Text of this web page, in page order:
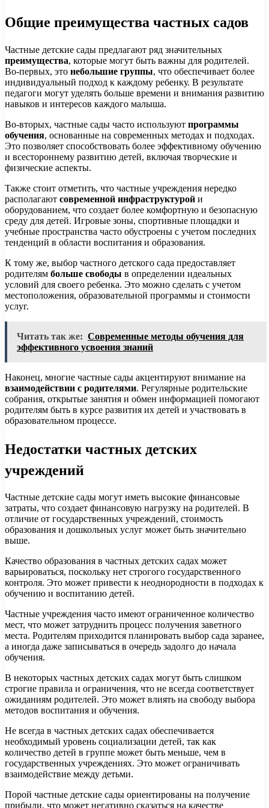
Общие преимущества частных садов
Частные детские сады предлагают ряд значительных
преимущества, которые могут быть важны для родителей.
Во-первых, это небольшие группы, что обеспечивает более
индивидуальный подход к каждому ребенку. В результате
педагоги могут уделять больше времени и внимания развитию
навыков и интересов каждого малыша.
Во-вторых, частные сады часто используют программы
обучения, основанные на современных методах и подходах.
Это позволяет способствовать более эффективному обучению
и всестороннему развитию детей, включая творческие и
физические аспекты.
Также стоит отметить, что частные учреждения нередко
располагают современной инфраструктурой и
оборудованием, что создает более комфортную и безопасную
среду для детей. Игровые зоны, спортивные площадки и
учебные пространства часто обустроены с учетом последних
тенденций в области воспитания и образования.
К тому же, выбор частного детского сада предоставляет
родителям больше свободы в определении идеальных
условий для своего ребенка. Это можно сделать с учетом
местоположения, образовательной программы и стоимости
услуг.
Читать так же: Современные методы обучения для
эффективного усвоения знаний
Наконец, многие частные сады акцентируют внимание на
взаимодействии с родителями. Регулярные родительские
собрания, открытые занятия и обмен информацией помогают
родителям быть в курсе развития их детей и участвовать в
образовательном процессе.
Недостатки частных детских
учреждений
Частные детские сады могут иметь высокие финансовые
затраты, что создает финансовую нагрузку на родителей. В
отличие от государственных учреждений, стоимость
образования и дошкольных услуг может быть значительно
выше.
Качество образования в частных детских садах может
варьироваться, поскольку нет строгого государственного
контроля. Это может привести к неоднородности в подходах к
обучению и воспитанию детей.
Частные учреждения часто имеют ограниченное количество
мест, что может затруднить процесс получения заветного
места. Родителям приходится планировать выбор сада заранее,
а иногда даже записываться в очередь задолго до начала
обучения.
В некоторых частных детских садах могут быть слишком
строгие правила и ограничения, что не всегда соответствует
ожиданиям родителей. Это может влиять на свободу выбора
методов воспитания и обучения.
Не всегда в частных детских садах обеспечивается
необходимый уровень социализации детей, так как
количество детей в группе может быть меньше, чем в
государственных учреждениях. Это может ограничивать
взаимодействие между детьми.
Порой частные детские сады ориентированы на получение
прибыли, что может негативно сказаться на качестве